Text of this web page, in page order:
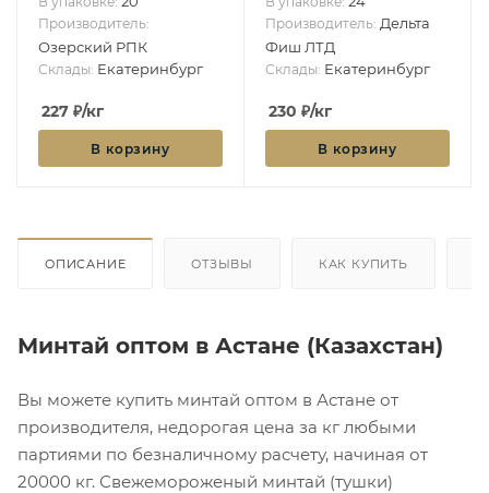
Производитель:
Озерский РПК
Склады: Екатеринбург
227 ₽/кг
В корзину
Производитель: Дельта
Фиш ЛТД
Склады: Екатеринбург
230 ₽/кг
В корзину
ОПИСАНИЕ ОТЗЫВЫ КАК КУПИТЬ
Минтай оптом в Астане (Казахстан)
Вы можете купить минтай оптом в Астане от
производителя, недорогая цена за кг любыми
партиями по безналичному расчету, начиная от
20000 кг. Свежемороженый минтай (тушки)